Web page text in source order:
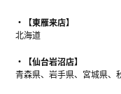
【東雁来店】
北海道
【仙台岩沼店】
青森県、岩手県、宮城県、